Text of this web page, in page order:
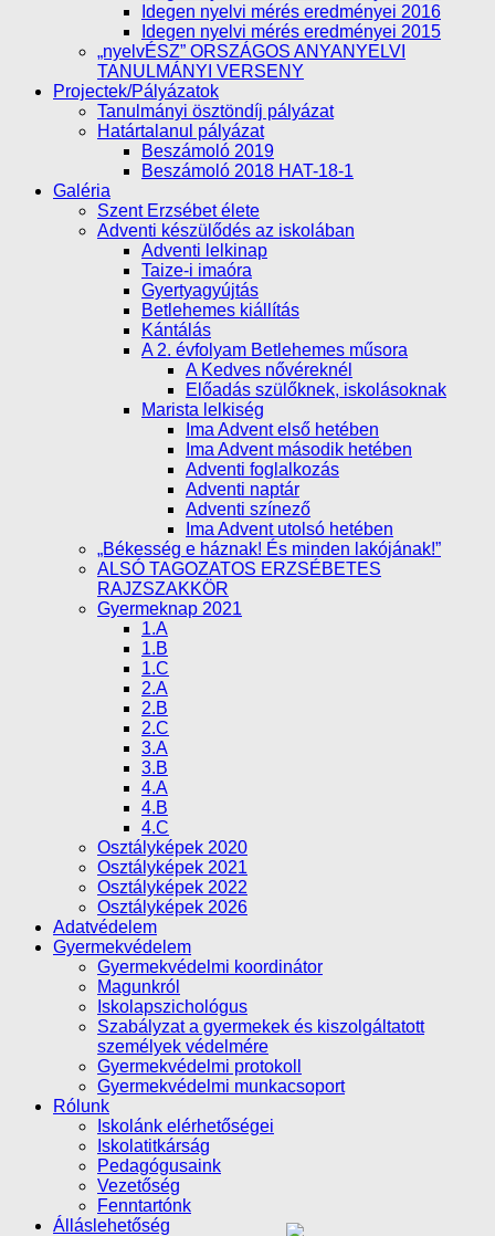
Idegen nyelvi mérés eredményei 2016
Idegen nyelvi mérés eredményei 2015
„nyelvÉSZ” ORSZÁGOS ANYANYELVI
TANULMÁNYI VERSENY
Projectek/Pályázatok
Tanulmányi ösztöndíj pályázat
Határtalanul pályázat
Beszámoló 2019
Beszámoló 2018 HAT-18-1
Galéria
Szent Erzsébet élete
Adventi készülődés az iskolában
Adventi lelkinap
Taize-i imaóra
Gyertyagyújtás
Betlehemes kiállítás
Kántálás
A 2. évfolyam Betlehemes műsora
A Kedves nővéreknél
Előadás szülőknek, iskolásoknak
Marista lelkiség
Ima Advent első hetében
Ima Advent második hetében
Adventi foglalkozás
Adventi naptár
Adventi színező
Ima Advent utolsó hetében
„Békesség e háznak! És minden lakójának!”
ALSÓ TAGOZATOS ERZSÉBETES
RAJZSZAKKÖR
Gyermeknap 2021
1.A
1.B
1.C
2.A
2.B
2.C
3.A
3.B
4.A
4.B
4.C
Osztályképek 2020
Osztályképek 2021
Osztályképek 2022
Osztályképek 2026
Adatvédelem
Gyermekvédelem
Gyermekvédelmi koordinátor
Magunkról
Iskolapszichológus
Szabályzat a gyermekek és kiszolgáltatott
személyek védelmére
Gyermekvédelmi protokoll
Gyermekvédelmi munkacsoport
Rólunk
Iskolánk elérhetőségei
Iskolatitkárság
Pedagógusaink
Vezetőség
Fenntartónk
Álláslehetőség